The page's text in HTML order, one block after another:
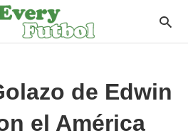
de Edwin
el América